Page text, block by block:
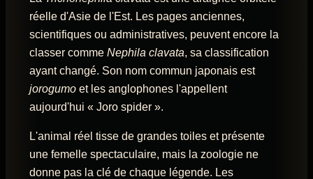
réelle d'Asie de l'Est. Les pages anciennes,
scientifiques ou administratives, peuvent encore la
classer comme Nephila clavata, sa classification
ayant changé. Son nom commun japonais est
jorogumo et les anglophones l'appellent
aujourd'hui « Joro spider ».
L'animal réel tisse de grandes toiles et présente
une femelle spectaculaire, mais la zoologie ne
donne pas la clé de chaque légende. Les